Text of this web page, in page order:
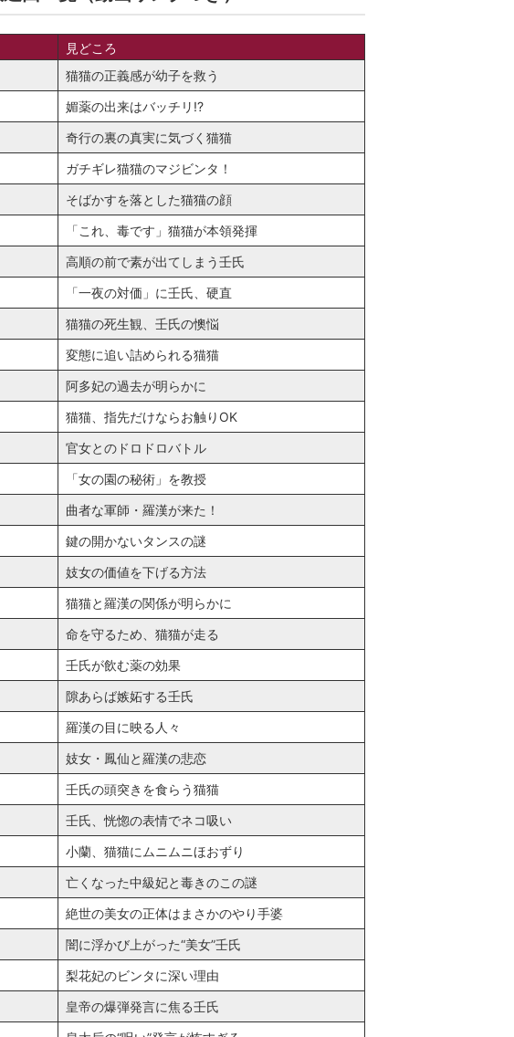
見どころ
猫猫の正義感が幼子を救う
媚薬の出来はバッチリ!?
奇行の裏の真実に気づく猫猫
ガチギレ猫猫のマジビンタ！
そばかすを落とした猫猫の顔
「これ、毒です」猫猫が本領発揮
高順の前で素が出てしまう壬氏
「一夜の対価」に壬氏、硬直
猫猫の死生観、壬氏の懊悩
変態に追い詰められる猫猫
阿多妃の過去が明らかに
猫猫、指先だけならお触りOK
官女とのドロドロバトル
「女の園の秘術」を教授
曲者な軍師・羅漢が来た！
鍵の開かないタンスの謎
妓女の価値を下げる方法
猫猫と羅漢の関係が明らかに
命を守るため、猫猫が走る
壬氏が飲む薬の効果
隙あらば嫉妬する壬氏
羅漢の目に映る人々
妓女・鳳仙と羅漢の悲恋
壬氏の頭突きを食らう猫猫
壬氏、恍惚の表情でネコ吸い
小蘭、猫猫にムニムニほおずり
亡くなった中級妃と毒きのこの謎
絶世の美女の正体はまさかのやり手婆
闇に浮かび上がった“美女”壬氏
梨花妃のビンタに深い理由
皇帝の爆弾発言に焦る壬氏